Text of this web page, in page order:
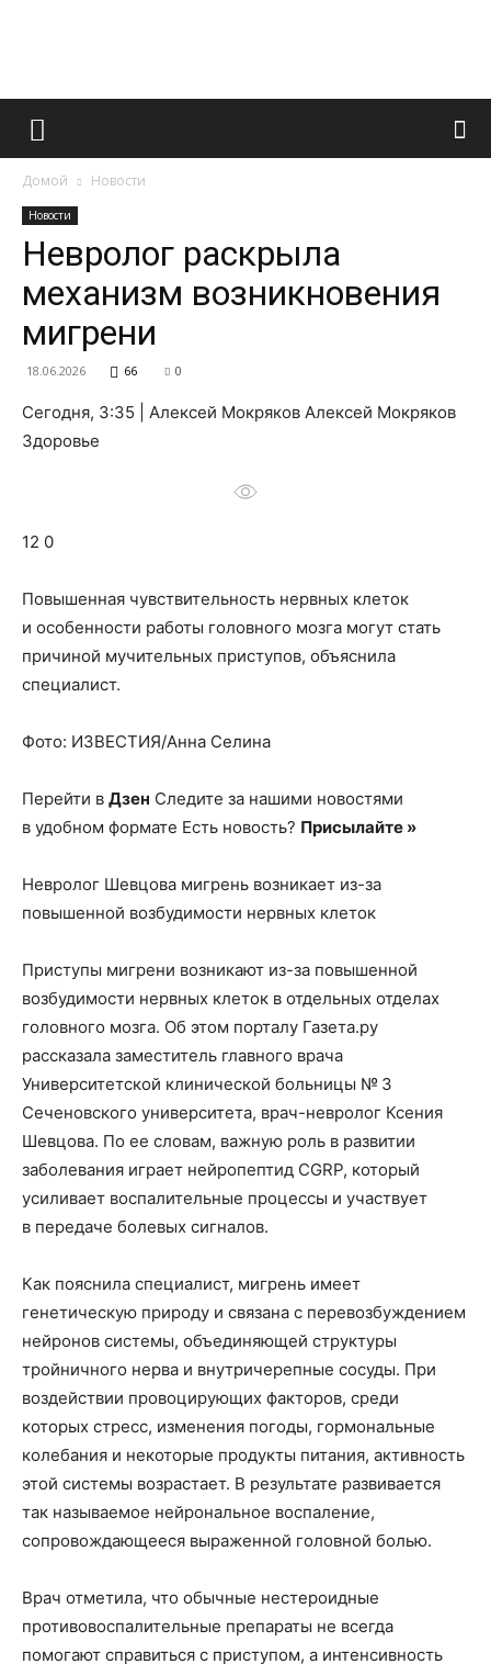
Французский
и
о
нем
Домой Новости
Новости
Невролог раскрыла
механизм возникновения
мигрени
18.06.2026 66 0
Сегодня, 3:35 | Алексей Мокряков Алексей Мокряков
Здоровье
12 0
Повышенная чувствительность нервных клеток
и особенности работы головного мозга могут стать
причиной мучительных приступов, объяснила
специалист.
Фото: ИЗВЕСТИЯ/Анна Селина
Перейти в Дзен Следите за нашими новостями
в удобном формате Есть новость? Присылайте »
Невролог Шевцова мигрень возникает из-за
повышенной возбудимости нервных клеток
Приступы мигрени возникают из-за повышенной
возбудимости нервных клеток в отдельных отделах
головного мозга. Об этом порталу Газета.ру
рассказала заместитель главного врача
Университетской клинической больницы № 3
Сеченовского университета, врач-невролог Ксения
Шевцова. По ее словам, важную роль в развитии
заболевания играет нейропептид CGRP, который
усиливает воспалительные процессы и участвует
в передаче болевых сигналов.
Как пояснила специалист, мигрень имеет
генетическую природу и связана с перевозбуждением
нейронов системы, объединяющей структуры
тройничного нерва и внутричерепные сосуды. При
воздействии провоцирующих факторов, среди
которых стресс, изменения погоды, гормональные
колебания и некоторые продукты питания, активность
этой системы возрастает. В результате развивается
так называемое нейрональное воспаление,
сопровождающееся выраженной головной болью.
Врач отметила, что обычные нестероидные
противовоспалительные препараты не всегда
помогают справиться с приступом, а интенсивность